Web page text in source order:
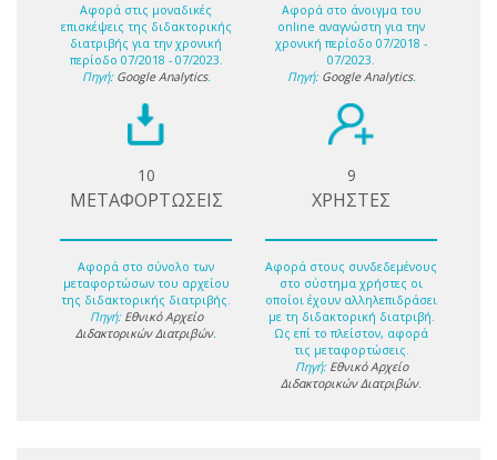
Αφορά στις μοναδικές
επισκέψεις της διδακτορικής
διατριβής για την χρονική
περίοδο 07/2018 - 07/2023.
Πηγή: Google Analytics.
Αφορά στο άνοιγμα του
online αναγνώστη για την
χρονική περίοδο 07/2018 -
07/2023.
Πηγή: Google Analytics.
10
ΜΕΤΑΦΟΡΤΩΣΕΙΣ
Αφορά στο σύνολο των
μεταφορτώσων του αρχείου
της διδακτορικής διατριβής.
Πηγή: Εθνικό Αρχείο
Διδακτορικών Διατριβών.
9
ΧΡΗΣΤΕΣ
Αφορά στους συνδεδεμένους
στο σύστημα χρήστες οι
οποίοι έχουν αλληλεπιδράσει
με τη διδακτορική διατριβή.
Ως επί το πλείστον, αφορά
τις μεταφορτώσεις.
Πηγή: Εθνικό Αρχείο
Διδακτορικών Διατριβών.